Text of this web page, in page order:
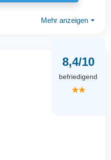
Mehr anzeigen ⏷
8,4/10
befriedigend
★★